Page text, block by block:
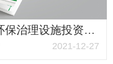
环境治理/环境修复/环保治理设施投资运营维护 天鹏汇环保业务介绍画册
2021-12-27